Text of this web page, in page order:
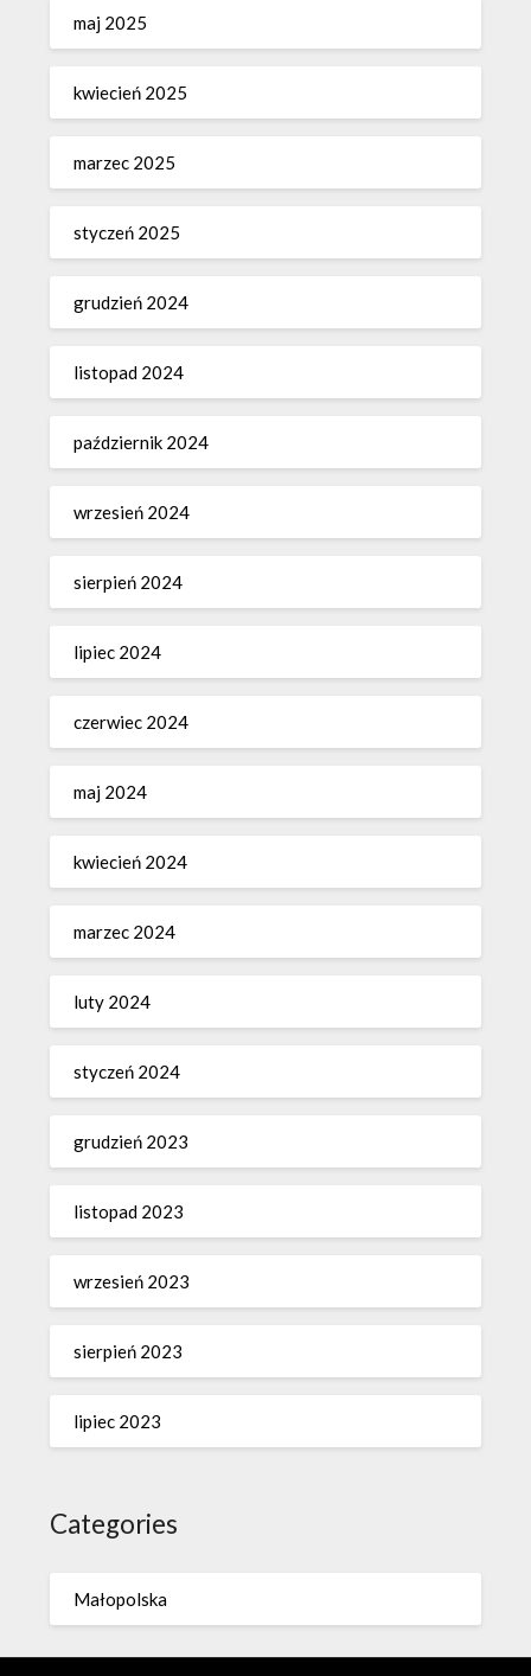
maj 2025
kwiecień 2025
marzec 2025
styczeń 2025
grudzień 2024
listopad 2024
październik 2024
wrzesień 2024
sierpień 2024
lipiec 2024
czerwiec 2024
maj 2024
kwiecień 2024
marzec 2024
luty 2024
styczeń 2024
grudzień 2023
listopad 2023
wrzesień 2023
sierpień 2023
lipiec 2023
Categories
Małopolska